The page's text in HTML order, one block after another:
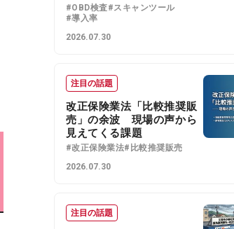
#OBD検査#スキャンツール
#導入率
2026.07.30
注目の話題
改正保険業法「比較推奨販
売」の余波 現場の声から
見えてくる課題
#改正保険業法#比較推奨販売
2026.07.30
注目の話題